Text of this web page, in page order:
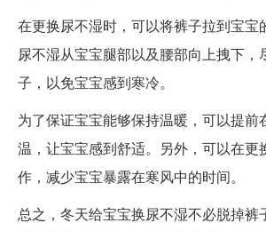
在更换尿不湿时，可以将裤子拉到宝宝
尿不湿从宝宝腿部以及腰部向上拽下，
子，以免宝宝感到寒冷。
为了保证宝宝能够保持温暖，可以提前
温，让宝宝感到舒适。另外，可以在更
作，减少宝宝暴露在寒风中的时间。
总之，冬天给宝宝换尿不湿不必脱掉裤